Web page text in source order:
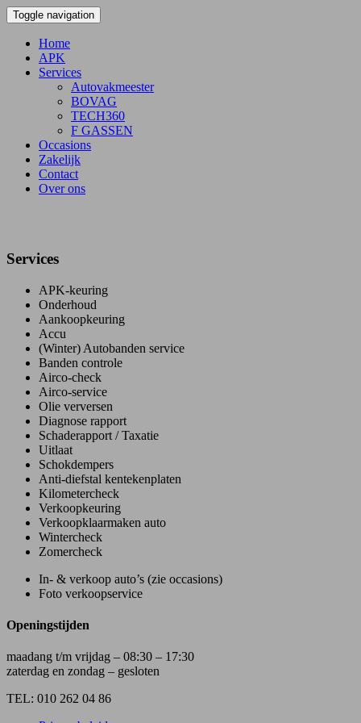
Toggle navigation
Home
APK
Services
Autovakmeester
BOVAG
TECH360
F GASSEN
Occasions
Zakelijk
Contact
Over ons
Services
APK-keuring
Onderhoud
Aankoopkeuring
Accu
(Winter) Autobanden service
Banden controle
Airco-check
Airco-service
Olie verversen
Diagnose rapport
Schaderapport / Taxatie
Uitlaat
Schokdempers
Anti-diefstal kentekenplaten
Kilometercheck
Verkoopkeuring
Verkoopklaarmaken auto
Wintercheck
Zomercheck
In- & verkoop auto’s (zie occasions)
Foto verkoopservice
Openingstijden
maadang t/m vrijdag – 08:30 – 17:30
zaterdag en zondag – gesloten
TEL: 010 262 04 86